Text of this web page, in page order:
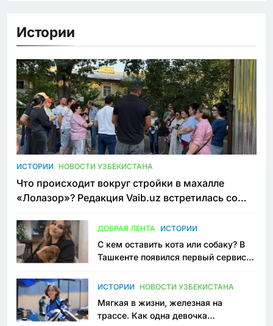
Истории
ИСТОРИИ НОВОСТИ УЗБЕКИСТАНА
Что происходит вокруг стройки в махалле
«Лолазор»? Редакция Vaib.uz встретилась со
ДОБРАЯ ЛЕНТА ИСТОРИИ
С кем оставить кота или собаку? В
Ташкенте появился первый сервис
ИСТОРИИ НОВОСТИ УЗБЕКИСТАНА
Мягкая в жизни, железная на
трассе. Как одна девочка